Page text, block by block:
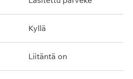
kyllä
liitäntä on